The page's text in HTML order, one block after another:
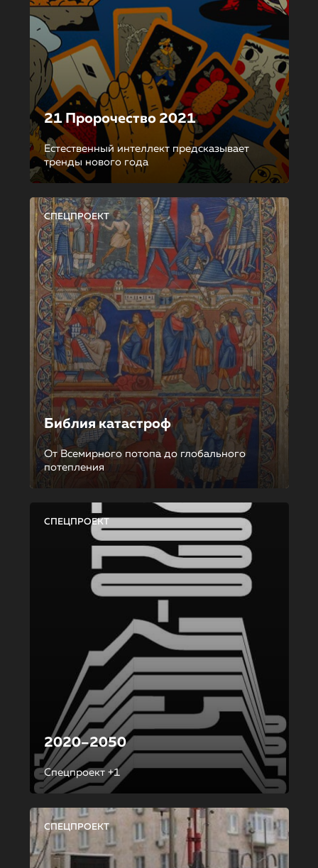
21 Пророчество 2021
Естественный интеллект предсказывает
тренды нового года
СПЕЦПРОЕКТ
Библия катастроф
От Всемирного потопа до глобального
потепления
СПЕЦПРОЕКТ
2020–2050
Спецпроект +1
СПЕЦПРОЕКТ